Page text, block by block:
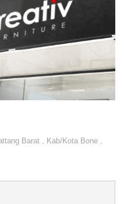
Barat , Kab/Kota Bone ,